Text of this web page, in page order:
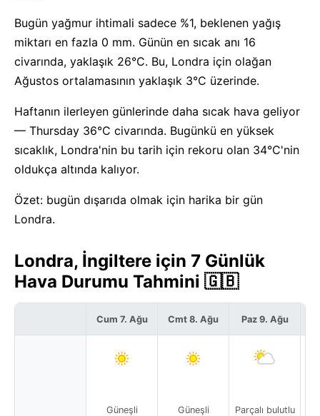
Bugün yağmur ihtimali sadece %1, beklenen yağış
miktarı en fazla 0 mm. Günün en sıcak anı 16
civarında, yaklaşık 26°C. Bu, Londra için olağan
Ağustos ortalamasının yaklaşık 3°C üzerinde.
Haftanın ilerleyen günlerinde daha sıcak hava geliyor
— Thursday 36°C civarında. Bugünkü en yüksek
sıcaklık, Londra'nin bu tarih için rekoru olan 34°C'nin
oldukça altında kalıyor.
Özet: bugün dışarıda olmak için harika bir gün
Londra.
Londra, İngiltere için 7 Günlük
Hava Durumu Tahmini 🇬🇧
Cum 7. Ağu
Güneşli
Cmt 8. Ağu
Güneşli
Paz 9. Ağu
Parçalı bulutlu